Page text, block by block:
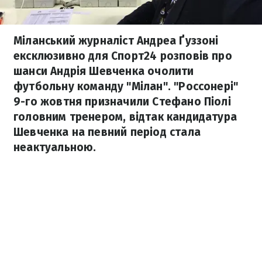
Міланський журналіст Андреа Ґуззоні
ексклюзивно для Спорт24 розповів про
шанси Андрія Шевченка очолити
футбольну команду "Мілан". "Россонері"
9-го жовтня призначили Стефано Піолі
головним тренером, відтак кандидатура
Шевченка на певний період стала
неактуальною.